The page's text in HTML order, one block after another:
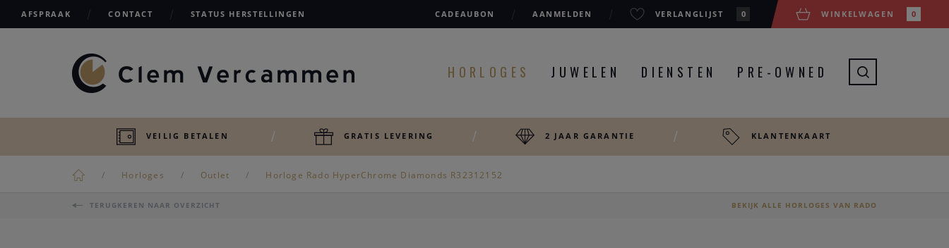
AFSPRAAK CONTACT STATUS HERSTELLINGEN CADEAUBON AANMELDEN VERLANGLIJST 0 WINKELWAGEN 0
HORLOGES JUWELEN DIENSTEN PRE-OWNED
VEILIG BETALEN GRATIS LEVERING 2 JAAR GARANTIE KLANTENKAART
Horloges Outlet Horloge Rado HyperChrome Diamonds R32312152
TERUGKEREN NAAR OVERZICHT BEKIJK ALLE HORLOGES VAN RADO